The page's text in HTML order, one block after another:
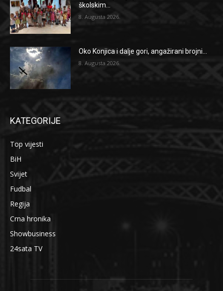
školskim...
8. Augusta 2026.
Oko Konjica i dalje gori, angažirani brojni...
8. Augusta 2026.
KATEGORIJE
Top vijesti
BiH
Svijet
Fudbal
Regija
Crna hronika
Showbusiness
24sata TV